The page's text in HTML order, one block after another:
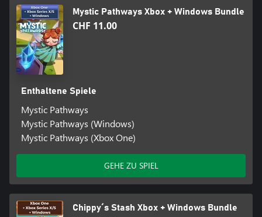
Mystic Pathways Xbox + Windows Bundle
CHF 11.00
Enthaltene Spiele
Mystic Pathways
Mystic Pathways (Windows)
Mystic Pathways (Xbox One)
GEHE ZU SPIEL
Chippy´s Stash Xbox + Windows Bundle